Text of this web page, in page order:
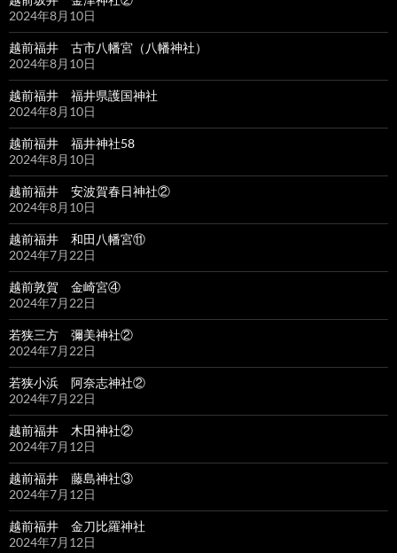
2024年8月10日
越前福井 古市八幡宮（八幡神社）
2024年8月10日
越前福井 福井県護国神社
2024年8月10日
越前福井 福井神社58
2024年8月10日
越前福井 安波賀春日神社②
2024年8月10日
越前福井 和田八幡宮⑪
2024年7月22日
越前敦賀 金崎宮④
2024年7月22日
若狭三方 彌美神社②
2024年7月22日
若狭小浜 阿奈志神社②
2024年7月22日
越前福井 木田神社②
2024年7月12日
越前福井 藤島神社③
2024年7月12日
越前福井 金刀比羅神社
2024年7月12日